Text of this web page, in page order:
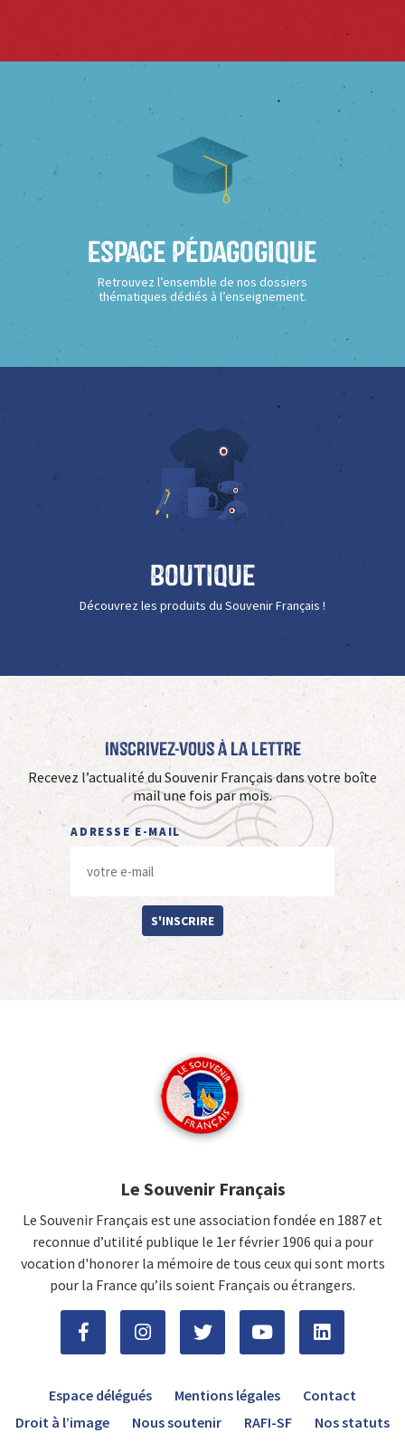
Espace Pédagogique
Retrouvez l’ensemble de nos dossiers
thématiques dédiés à l’enseignement.
Boutique
Découvrez les produits du Souvenir Français !
Inscrivez-vous à La Lettre
Recevez l’actualité du Souvenir Français dans votre boîte
mail une fois par mois.
ADRESSE E-MAIL
S'INSCRIRE
Le Souvenir Français
Le Souvenir Français est une association fondée en 1887 et
reconnue d’utilité publique le 1er février 1906 qui a pour
vocation d'honorer la mémoire de tous ceux qui sont morts
pour la France qu’ils soient Français ou étrangers.
Espace délégués Mentions légales
Contact
Droit à l’image
Nous soutenir RAFI-SF Nos statuts